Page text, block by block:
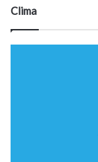
Clima